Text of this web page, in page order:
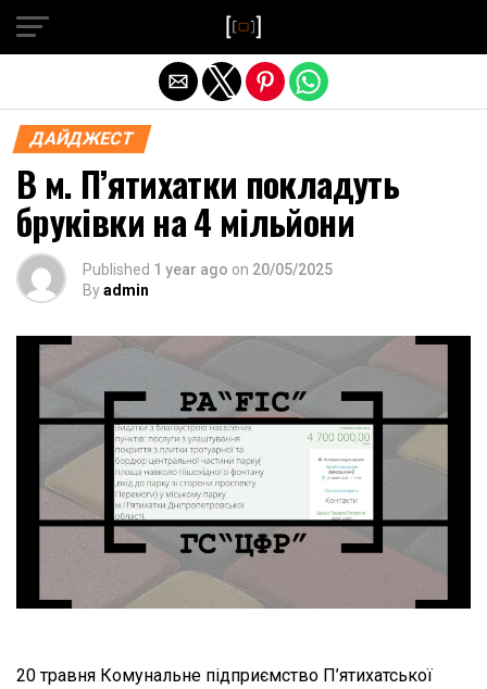
ДАЙДЖЕСТ
В м. П’ятихатки покладуть
бруківки на 4 мільйони
Published 1 year ago on 20/05/2025
Byadmin
20 травня Комунальне підприємство П’ятихатської
Exit mobile version